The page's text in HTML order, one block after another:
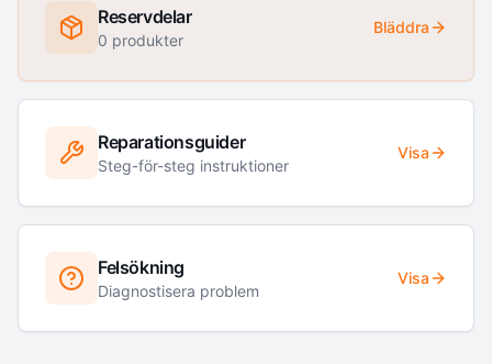
Reservdelar
0 produkter
Bläddra
Reparationsguider
Steg-för-steg instruktioner
Visa
Felsökning
Diagnostisera problem
Visa